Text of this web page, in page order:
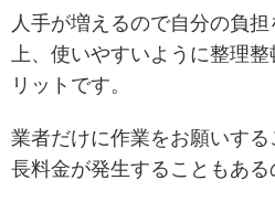
人手が増えるので自分の負
上、使いやすいように整理
リットです。
業者だけに作業をお願いす
長料金が発生することもある